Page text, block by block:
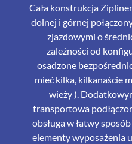
Cała konstrukcja
dolnej i górnej
zjazdowymi o
zależności od
osadzone
mieć kilka, kilkanaście
wieży ).
transportowa
obsługa w łatwy
elementy wyposażenia